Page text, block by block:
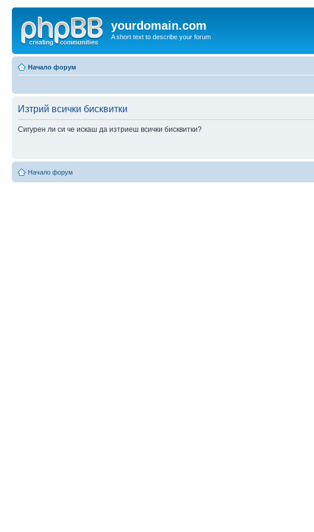
yourdomain.com
A short text to describe your forum
Начало форум
Изтрий всички бисквитки
Сигурен ли си че искаш да изтриеш всички бисквитки?
Начало форум